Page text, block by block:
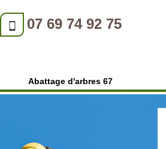
07 69 74 92 75
Abattage d'arbres 67